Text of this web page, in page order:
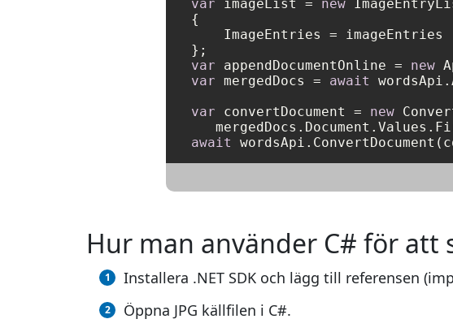
var imageList = new
{
    ImageEntries = imageEntries
var appendDocumentOnline = new
var mergedDocs = await
var convertDocument = new
await
Hur man använder C# för att
Installera .NET SDK och lägg till referensen
Öppna JPG källfilen i C#.